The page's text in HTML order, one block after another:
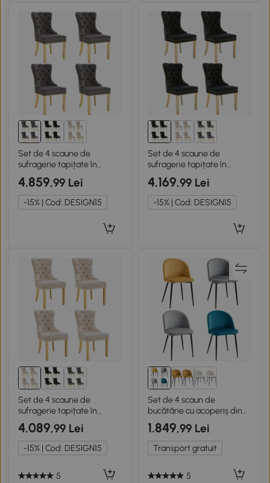
Set de 4 scaune de
sufragerie tapițate în
catifea, Gri
4.859,99 Lei
-15% | Cod: DESIGN15
Set de 4 scaune de
sufragerie tapițate în
catifea, Negru
4.169,99 Lei
-15% | Cod: DESIGN15
Set de 4 scaune de
sufragerie tapițate în
catifea, Bej
4.089,99 Lei
-15% | Cod: DESIGN15
5
Set de 4 scaun de
bucătărie cu acoperiș din
catifea și picioare metalic,
multicolor
1.849,99 Lei
Transport gratuit
5